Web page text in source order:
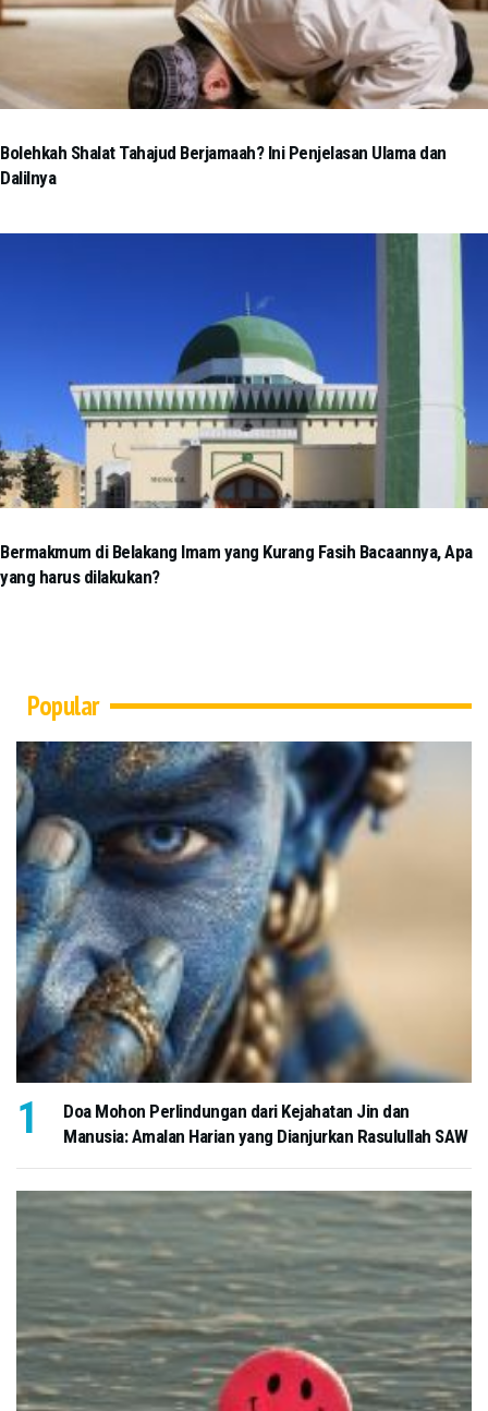
Bolehkah Shalat Tahajud Berjamaah? Ini Penjelasan Ulama dan
Dalilnya
Bermakmum di Belakang Imam yang Kurang Fasih Bacaannya, Apa
yang harus dilakukan?
Popular
Doa Mohon Perlindungan dari Kejahatan Jin dan
Manusia: Amalan Harian yang Dianjurkan Rasulullah SAW